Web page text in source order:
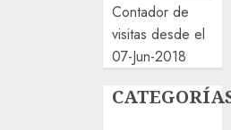
Contador de
visitas desde el
07-Jun-2018